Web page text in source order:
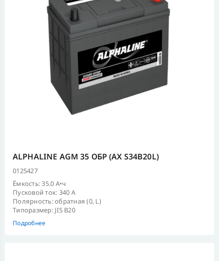
RACER (мото)
(16)
ALPHALINE AGM 35 ОБР (AX S34B20L)
0125427
Ёмкость: 35.0 А•ч
Пусковой ток: 340 А
Полярность: обратная (0, L)
Типоразмер: JIS B20
Подробнее